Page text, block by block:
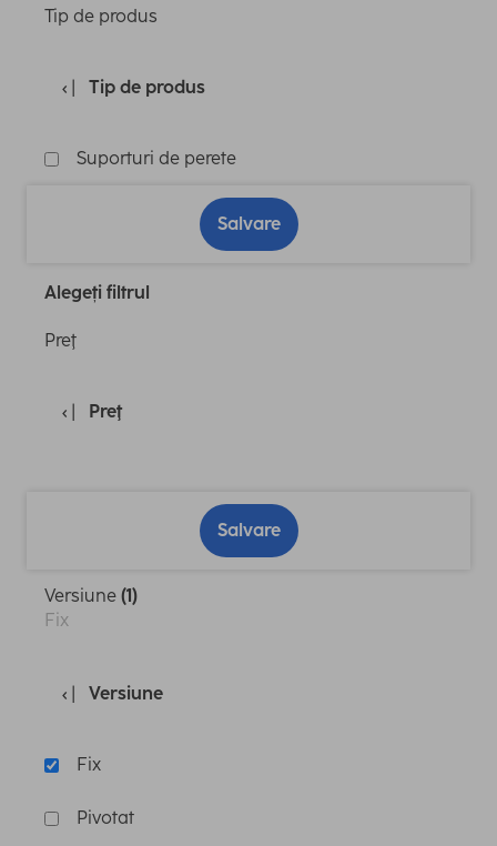
Tip de produs
Tip de produs
Suporturi de perete
Salvare
Alegeți filtrul
Preţ
Preţ
Salvare
Versiune (1)
Fix
Versiune
Fix
Pivotat